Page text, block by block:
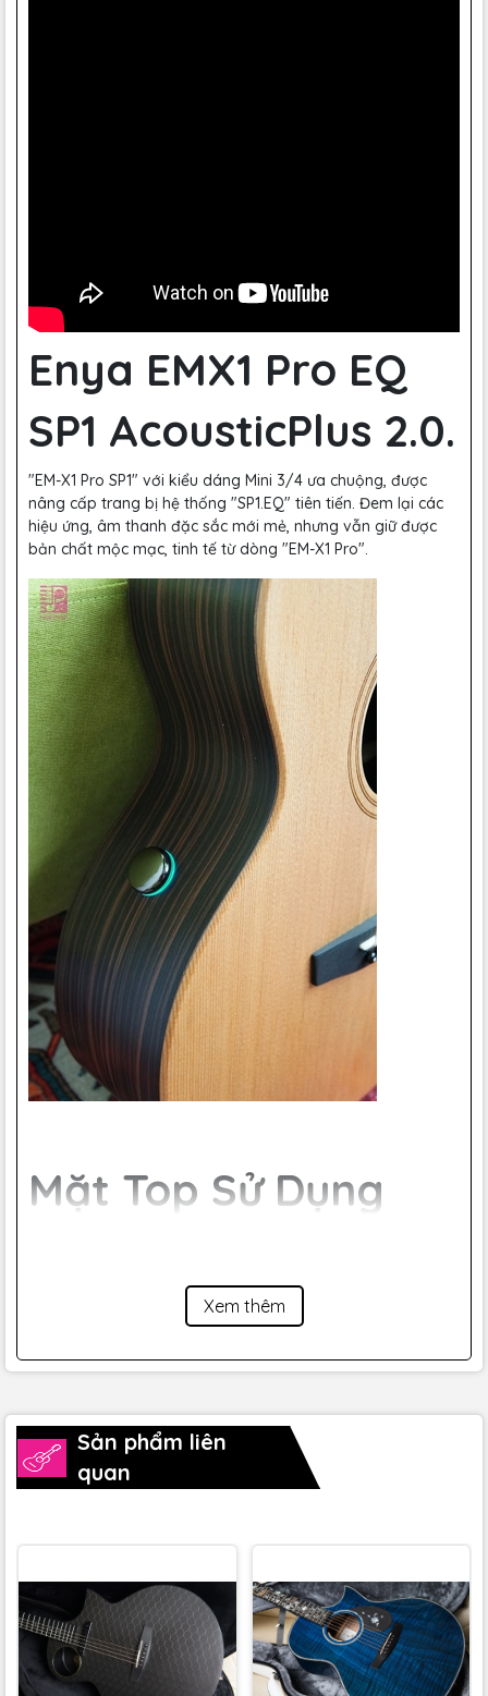
Enya EMX1 Pro EQ
SP1 AcousticPlus 2.0.
"EM-X1 Pro SP1" với kiểu dáng Mini 3/4 ưa chuộng, được
nâng cấp trang bị hệ thống "SP1.EQ" tiên tiến. Đem lại các
hiệu ứng, âm thanh đặc sắc mới mẻ, nhưng vẫn giữ được
bản chất mộc mạc, tinh tế từ dòng "EM-X1 Pro".
Mặt Top Sử Dụng
Spruce.
Enya EM-X1 Pro SP1 lựa chọn gỗ Solid Sitka Spruce chất
khô trong không khí hàng chục năm.
Xem thêm
Sản phẩm liên
quan